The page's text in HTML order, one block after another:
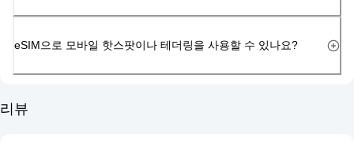
eSIM으로 모바일 핫스팟이나 테더링을 사용할 수 있나요?
리뷰